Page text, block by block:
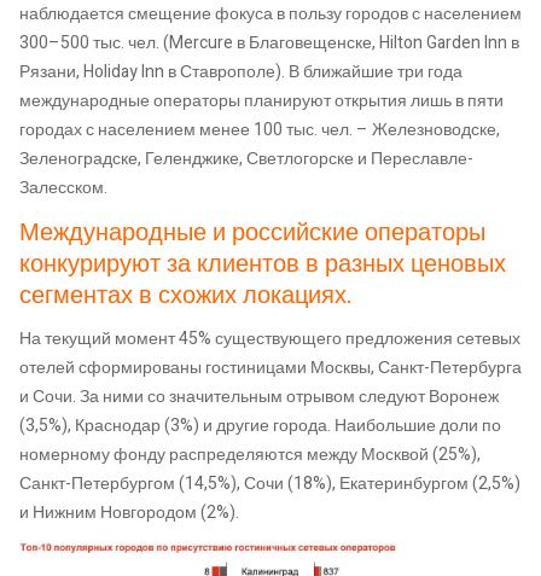
наблюдается смещение фокуса в пользу городов с населением
300–500 тыс. чел. (Mercure в Благовещенске, Hilton Garden Inn в
Рязани, Holiday Inn в Ставрополе). В ближайшие три года
международные операторы планируют открытия лишь в пяти
городах с населением менее 100 тыс. чел. – Железноводске,
Зеленоградске, Геленджике, Светлогорске и Переславле-
Залесском.
Международные и российские операторы
конкурируют за клиентов в разных ценовых
сегментах в схожих локациях.
На текущий момент 45% существующего предложения сетевых
отелей сформированы гостиницами Москвы, Санкт-Петербурга
и Сочи. За ними со значительным отрывом следуют Воронеж
(3,5%), Краснодар (3%) и другие города. Наибольшие доли по
номерному фонду распределяются между Москвой (25%),
Санкт-Петербургом (14,5%), Сочи (18%), Екатеринбургом (2,5%)
и Нижним Новгородом (2%).